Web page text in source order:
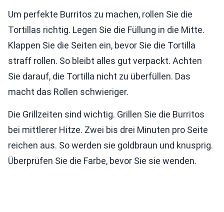
Um perfekte Burritos zu machen, rollen Sie die
Tortillas richtig. Legen Sie die Füllung in die Mitte.
Klappen Sie die Seiten ein, bevor Sie die Tortilla
straff rollen. So bleibt alles gut verpackt. Achten
Sie darauf, die Tortilla nicht zu überfüllen. Das
macht das Rollen schwieriger.
Die Grillzeiten sind wichtig. Grillen Sie die Burritos
bei mittlerer Hitze. Zwei bis drei Minuten pro Seite
reichen aus. So werden sie goldbraun und knusprig.
Überprüfen Sie die Farbe, bevor Sie sie wenden.